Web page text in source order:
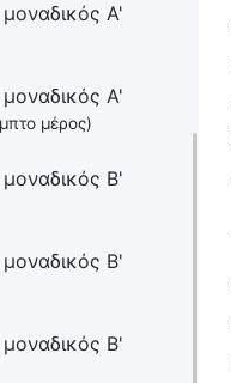
Α'
Α'
μέρος)
Β'
Β'
Β'